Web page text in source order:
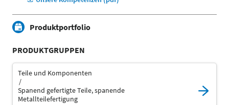
Produktportfolio
PRODUKTGRUPPEN
Teile und Komponenten
Spanend gefertigte Teile, spanende
Metallteilefertigung